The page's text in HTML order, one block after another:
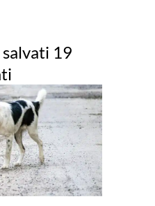
19